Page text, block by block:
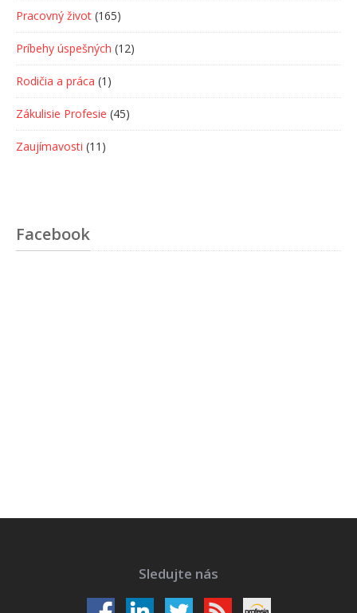
Pracovný život (165)
Príbehy úspešných (12)
Rodičia a práca (1)
Zákulisie Profesie (45)
Zaujímavosti (11)
Facebook
Sledujte nás